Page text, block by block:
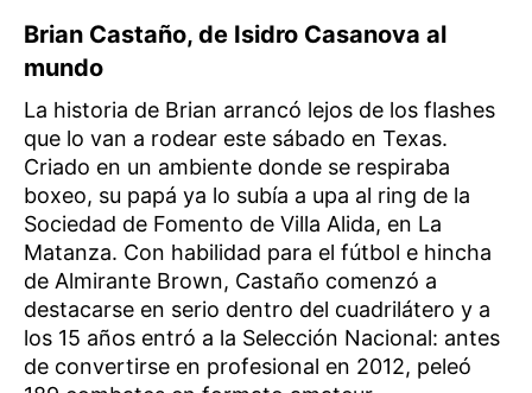
Brian Castaño, de Isidro Casanova al
mundo
La historia de Brian arrancó lejos de los flashes
que lo van a rodear este sábado en Texas.
Criado en un ambiente donde se respiraba
boxeo, su papá ya lo subía a upa al ring de la
Sociedad de Fomento de Villa Alida, en La
Matanza. Con habilidad para el fútbol e hincha
de Almirante Brown, Castaño comenzó a
destacarse en serio dentro del cuadrilátero y a
los 15 años entró a la Selección Nacional: antes
de convertirse en profesional en 2012, peleó